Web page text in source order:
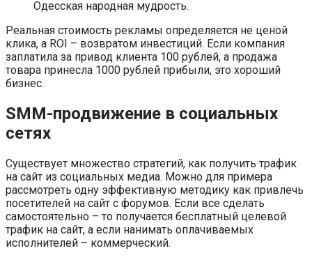
Одесская народная мудрость.
Реальная стоимость рекламы определяется не ценой
клика, а ROI – возвратом инвестиций. Если компания
заплатила за привод клиента 100 рублей, а продажа
товара принесла 1000 рублей прибыли, это хороший
бизнес.
SMM-продвижение в социальных
сетях
Существует множество стратегий, как получить трафик
на сайт из социальных медиа. Можно для примера
рассмотреть одну эффективную методику как привлечь
посетителей на сайт с форумов. Если все сделать
самостоятельно – то получается бесплатный целевой
трафик на сайт, а если нанимать оплачиваемых
исполнителей – коммерческий.